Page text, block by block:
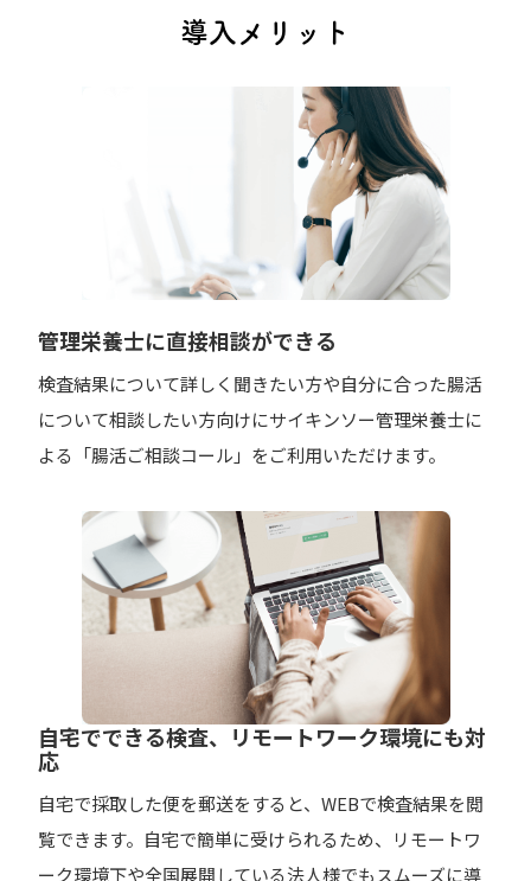
導入メリット
管理栄養士に直接相談ができる
検査結果について詳しく聞きたい方や自分に合った腸活
について相談したい方向けにサイキンソー管理栄養士に
よる「腸活ご相談コール」をご利用いただけます。
自宅でできる検査、リモートワーク環境にも対
応
自宅で採取した便を郵送をすると、WEBで検査結果を閲
覧できます。自宅で簡単に受けられるため、リモートワ
ーク環境下や全国展開している法人様でもスムーズに導